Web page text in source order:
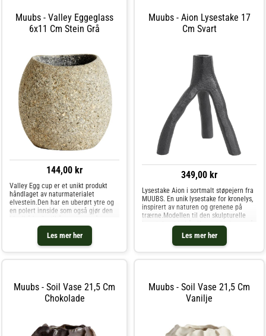
Muubs - Valley Eggeglass
6x11 Cm Stein Grå
144,00 kr
Les mer her
Valley Egg cup er et unikt produkt
håndlaget av naturmaterialet
elvestein.Den har en uberørt ytre og
en polert innside som også gjør den
mengder mat som kaviar eller
soya.Eggekoppen er matsikker.
Koppen kan variere i
Muubs - Aion Lysestake 17
Cm Svart
349,00 kr
Les mer her
Lysestake Aion i sortmalt støpejern fra
MUUBS. En unik lysestake for kronelys,
inspirert av naturen og grenene på
trærne.Modellen til den skulpturelle
designer, hvoretter Aion-lysestakene
ble støpt etter model
Muubs - Soil Vase 21,5 Cm
Chokolade
Muubs - Soil Vase 21,5 Cm
Vanilje